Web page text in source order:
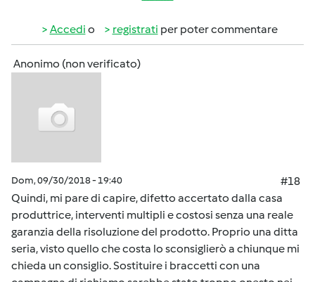
Accedi o registrati per poter commentare
Anonimo (non verificato)
Dom, 09/30/2018 - 19:40
#18
Quindi, mi pare di capire, difetto accertato dalla casa
produttrice, interventi multipli e costosi senza una reale
garanzia della risoluzione del prodotto. Proprio una ditta
seria, visto quello che costa lo sconsiglierò a chiunque mi
chieda un consiglio. Sostituire i braccetti con una